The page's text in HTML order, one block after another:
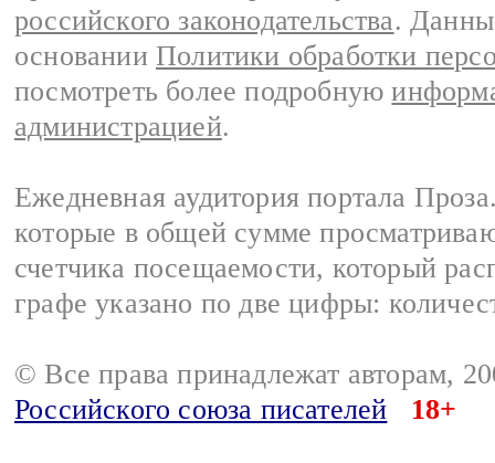
российского законодательства.
основании Политики обработки
посмотреть более подробную
администрацией.
Ежедневная аудитория портала
которые в общей сумме
счетчика посещаемости, который
графе указано по две цифры:
© Все права принадлежат авторам,
Российского союза писателей
18+